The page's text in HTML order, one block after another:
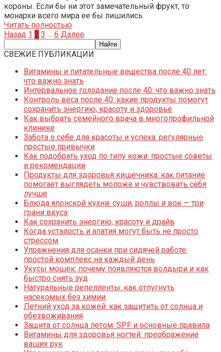
короны. Если бы ни этот замечательный фрукт, то
монархи всего мира ее бы лишились.
Читать полностью
Пагинация
Назад 1 2 3 … 6 Далее
СВЕЖИЕ ПУБЛИКАЦИИ
Витамины и питательные вещества после 40 лет:
что важно знать
Интервальное голодание после 40: что важно знать
Контроль веса после 40: какие продукты помогут
сохранить энергию, красоту и здоровье
Как выбрать семейного врача в многопрофильной
клинике
Забота о себе для красоты и успеха: регулярные
простые привычки
Как подобрать уход по типу кожи: простые советы
и рекомендации
Продукты для здоровья кишечника: как питание
помогает выглядеть моложе и чувствовать себя
лучше
Блюда японской кухни: суши, роллы и вок — три
грани вкуса
Как сохранить энергию, красоту и драйв
Когда усталость и апатия могут быть не просто
стрессом
Упражнения для осанки при сидячей работе:
простой комплекс на каждый день
Укусы мошек: почему появляются волдыри и как
быстро снять зуд
Натуральные репелленты: как отпугнуть
насекомых без химии
Летний уход за кожей: как защитить от солнца и
обезвоживания
Защита от солнца летом: SPF и основные правила
Витамины для здоровья ногтей: преображение
ваших рук